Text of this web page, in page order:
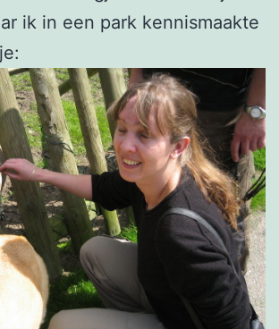
ik in een park kennismaakte